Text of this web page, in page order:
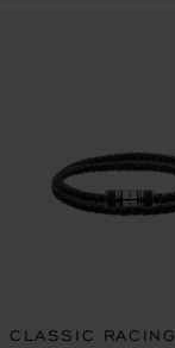
CLASSIC RACING